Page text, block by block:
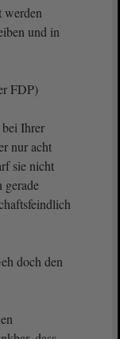
werden
und in
FDP)
Ihrer
nur acht
sie nicht
gerade
doch den